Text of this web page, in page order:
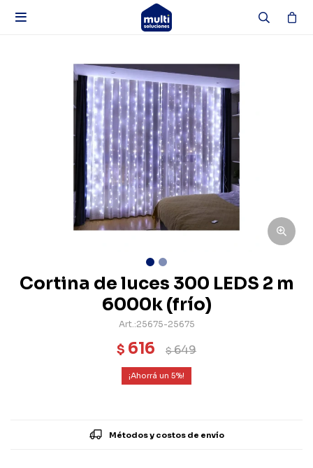

Cortina de luces 300 LEDS 2 m
6000k (frío)
25675-25675
$ 616 $649
5
Métodos y costos de envío